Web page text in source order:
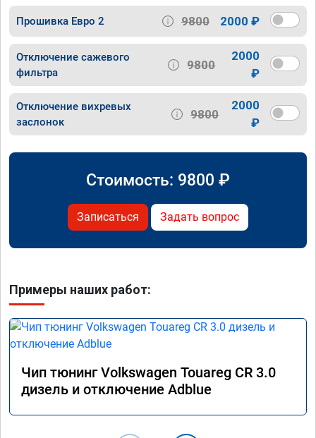
Прошивка Евро 2 9800 2000 ₽
Отключение сажевого
фильтра
9800
2000
₽
Отключение вихревых
заслонок
9800
2000
₽
Стоимость: 9800 ₽
Записаться Задать вопрос
Примеры наших работ:
Чип тюнинг Volkswagen Touareg CR 3.0
дизель и отключение Adblue